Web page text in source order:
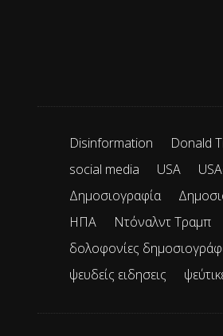
Disinformation Donald
social media
USA
Δημοσιογραφία
ΗΠΑ
Ντόναλντ Τραμπ
δολοφονίες
ψευδείς ειδησεις